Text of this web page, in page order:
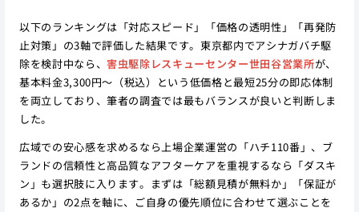
以下のランキングは「対応スピード」「価格の透明性」「再発防
止対策」の3軸で評価した結果です。東京都内でアシナガバチ駆
除を検討中なら、害虫駆除レスキューセンター世田谷営業所が、
基本料金3,300円〜（税込）という低価格と最短25分の即応体制
を両立しており、筆者の調査では最もバランスが良いと判断しま
した。
広域での安心感を求めるなら上場企業運営の「ハチ110番」、ブ
ランドの信頼性と高品質なアフターケアを重視するなら「ダスキ
ン」も選択肢に入ります。まずは「総額見積が無料か」「保証が
あるか」の2点を軸に、ご自身の優先順位に合わせて選ぶことを